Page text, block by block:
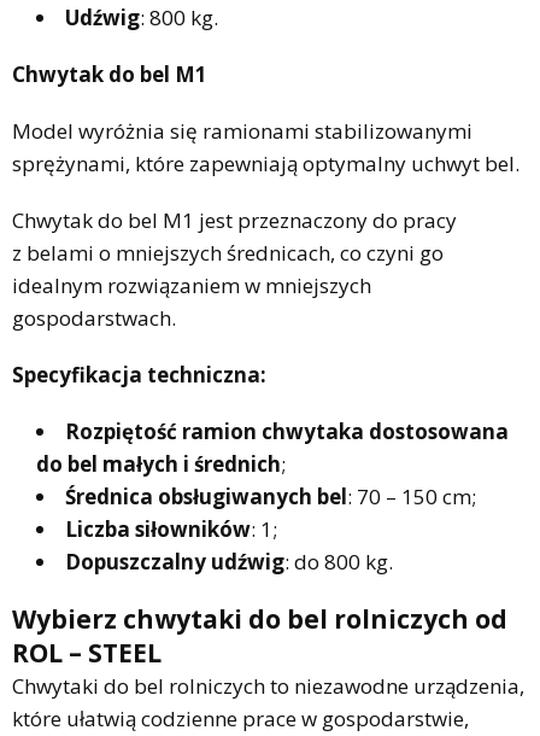
Udźwig: 800 kg.
Chwytak do bel M1
Model wyróżnia się ramionami stabilizowanymi
sprężynami, które zapewniają optymalny uchwyt bel.
Chwytak do bel M1 jest przeznaczony do pracy
z belami o mniejszych średnicach, co czyni go
idealnym rozwiązaniem w mniejszych
gospodarstwach.
Specyfikacja techniczna:
Rozpiętość ramion chwytaka dostosowana
do bel małych i średnich;
Średnica obsługiwanych bel: 70 – 150 cm;
Liczba siłowników: 1;
Dopuszczalny udźwig: do 800 kg.
Wybierz chwytaki do bel rolniczych od
ROL – STEEL
Chwytaki do bel rolniczych to niezawodne urządzenia,
które ułatwią codzienne prace w gospodarstwie,